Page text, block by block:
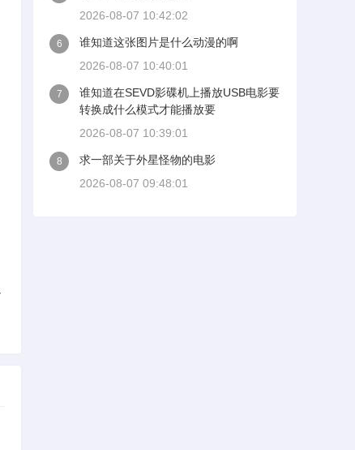
2026-08-07 10:42:02
6
谁知道这张图片是什么动漫的啊
2026-08-07 10:40:01
7
谁知道在SEVD影碟机上播放USB电影要
转换成什么模式才能播放要
2026-08-07 10:39:01
8
求一部关于外星怪物的电影
2026-08-07 09:48:01